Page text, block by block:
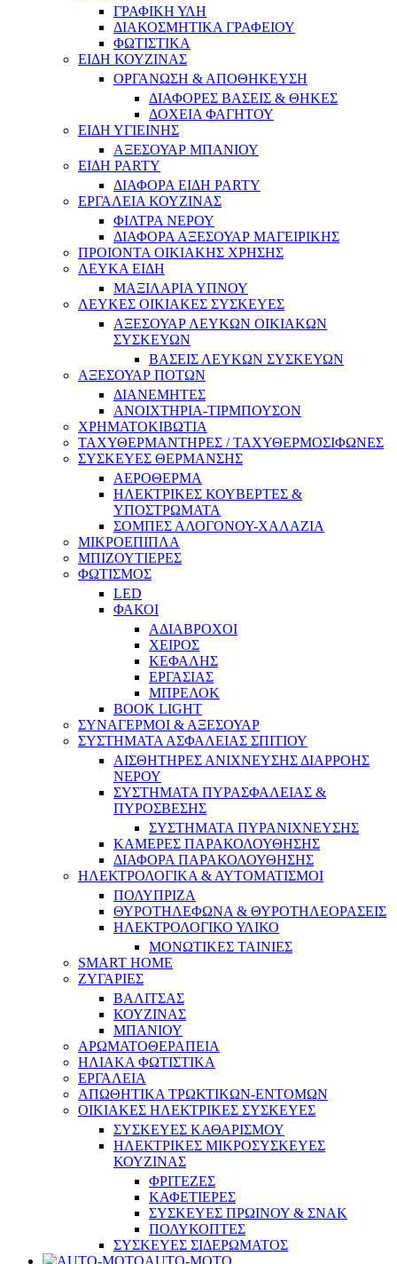
ΓΡΑΦΙΚΗ ΥΛΗ
ΔΙΑΚΟΣΜΗΤΙΚΑ ΓΡΑΦΕΙΟΥ
ΦΩΤΙΣΤΙΚΑ
ΕΙΔΗ ΚΟΥΖΙΝΑΣ
ΟΡΓΑΝΩΣΗ & ΑΠΟΘΗΚΕΥΣΗ
ΔΙΑΦΟΡΕΣ ΒΑΣΕΙΣ & ΘΗΚΕΣ
ΔΟΧΕΙΑ ΦΑΓΗΤΟΥ
ΕΙΔΗ ΥΓΙΕΙΝΗΣ
ΑΞΕΣΟΥΑΡ ΜΠΑΝΙΟΥ
ΕΙΔΗ PARTY
ΔΙΑΦΟΡΑ ΕΙΔΗ PARTY
ΕΡΓΑΛΕΙΑ ΚΟΥΖΙΝΑΣ
ΦΙΛΤΡΑ ΝΕΡΟΥ
ΔΙΑΦΟΡΑ ΑΞΕΣΟΥΑΡ ΜΑΓΕΙΡΙΚΗΣ
ΠΡΟΙΟΝΤΑ ΟΙΚΙΑΚΗΣ ΧΡΗΣΗΣ
ΛΕΥΚΑ ΕΙΔΗ
ΜΑΞΙΛΑΡΙΑ ΥΠΝΟΥ
ΛΕΥΚΕΣ ΟΙΚΙΑΚΕΣ ΣΥΣΚΕΥΕΣ
ΑΞΕΣΟΥΑΡ ΛΕΥΚΩΝ ΟΙΚΙΑΚΩΝ
ΣΥΣΚΕΥΩΝ
ΒΑΣΕΙΣ ΛΕΥΚΩΝ ΣΥΣΚΕΥΩΝ
ΑΞΕΣΟΥΑΡ ΠΟΤΩΝ
ΔΙΑΝΕΜΗΤΕΣ
ΑΝΟΙΧΤΗΡΙΑ-ΤΙΡΜΠΟΥΣΟΝ
ΧΡΗΜΑΤΟΚΙΒΩΤΙΑ
ΤΑΧΥΘΕΡΜΑΝΤΗΡΕΣ / ΤΑΧΥΘΕΡΜΟΣΙΦΩΝΕΣ
ΣΥΣΚΕΥΕΣ ΘΕΡΜΑΝΣΗΣ
ΑΕΡΟΘΕΡΜΑ
ΗΛΕΚΤΡΙΚΕΣ ΚΟΥΒΕΡΤΕΣ &
ΥΠΟΣΤΡΩΜΑΤΑ
ΣΟΜΠΕΣ ΑΛΟΓΟΝΟΥ-ΧΑΛΑΖΙΑ
ΜΙΚΡΟΕΠΙΠΛΑ
ΜΠΙΖΟΥΤΙΕΡΕΣ
ΦΩΤΙΣΜΟΣ
LED
ΦΑΚΟΙ
ΑΔΙΑΒΡΟΧΟΙ
ΧΕΙΡΟΣ
ΚΕΦΑΛΗΣ
ΕΡΓΑΣΙΑΣ
ΜΠΡΕΛΟΚ
BOOK LIGHT
ΣΥΝΑΓΕΡΜΟΙ & ΑΞΕΣΟΥΑΡ
ΣΥΣΤΗΜΑΤΑ ΑΣΦΑΛΕΙΑΣ ΣΠΙΤΙΟΥ
ΑΙΣΘΗΤΗΡΕΣ ΑΝΙΧΝΕΥΣΗΣ ΔΙΑΡΡΟΗΣ
ΝΕΡΟΥ
ΣΥΣΤΗΜΑΤΑ ΠΥΡΑΣΦΑΛΕΙΑΣ &
ΠΥΡΟΣΒΕΣΗΣ
ΣΥΣΤΗΜΑΤΑ ΠΥΡΑΝΙΧΝΕΥΣΗΣ
ΚΑΜΕΡΕΣ ΠΑΡΑΚΟΛΟΥΘΗΣΗΣ
ΔΙΑΦΟΡΑ ΠΑΡΑΚΟΛΟΥΘΗΣΗΣ
ΗΛΕΚΤΡΟΛΟΓΙΚΑ & ΑΥΤΟΜΑΤΙΣΜΟΙ
ΠΟΛΥΠΡΙΖΑ
ΘΥΡΟΤΗΛΕΦΩΝΑ & ΘΥΡΟΤΗΛΕΟΡΑΣΕΙΣ
ΗΛΕΚΤΡΟΛΟΓΙΚΟ ΥΛΙΚΟ
ΜΟΝΩΤΙΚΕΣ ΤΑΙΝΙΕΣ
SMART HOME
ΖΥΓΑΡΙΕΣ
ΒΑΛΙΤΣΑΣ
ΚΟΥΖΙΝΑΣ
ΜΠΑΝΙΟΥ
ΑΡΩΜΑΤΟΘΕΡΑΠΕΙΑ
ΗΛΙΑΚΑ ΦΩΤΙΣΤΙΚΑ
ΕΡΓΑΛΕΙΑ
ΑΠΩΘΗΤΙΚΑ ΤΡΩΚΤΙΚΩΝ-ΕΝΤΟΜΩΝ
ΟΙΚΙΑΚΕΣ ΗΛΕΚΤΡΙΚΕΣ ΣΥΣΚΕΥΕΣ
ΣΥΣΚΕΥΕΣ ΚΑΘΑΡΙΣΜΟΥ
ΗΛΕΚΤΡΙΚΕΣ ΜΙΚΡΟΣΥΣΚΕΥΕΣ
ΚΟΥΖΙΝΑΣ
ΦΡΙΤΕΖΕΣ
ΚΑΦΕΤΙΕΡΕΣ
ΣΥΣΚΕΥΕΣ ΠΡΩΙΝΟΥ & ΣΝΑΚ
ΠΟΛΥΚΟΠΤΕΣ
ΣΥΣΚΕΥΕΣ ΣΙΔΕΡΩΜΑΤΟΣ
AUTO-MOTO